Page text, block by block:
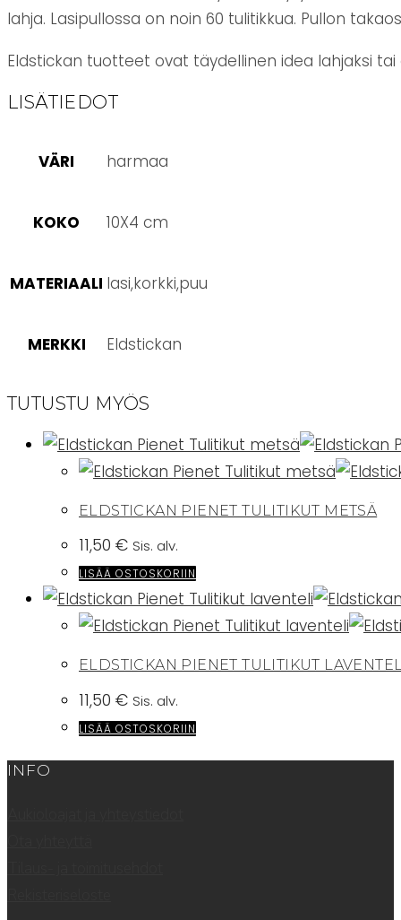
lahja. Lasipullossa on noin 60 tulitikkua. Pullon
Eldstickan tuotteet ovat täydellinen idea lahjaksi
LISÄTIEDOT
VÄRI harmaa
KOKO 10X4 cm
MATERIAALI lasi,korkki,puu
MERKKI Eldstickan
TUTUSTU MYÖS
ELDSTICKAN PIENET TULITIKUT METSÄ
11,50 € Sis. alv.
LISÄÄ OSTOSKORIIN
ELDSTICKAN PIENET TULITIKUT
11,50 € Sis. alv.
LISÄÄ OSTOSKORIIN
INFO